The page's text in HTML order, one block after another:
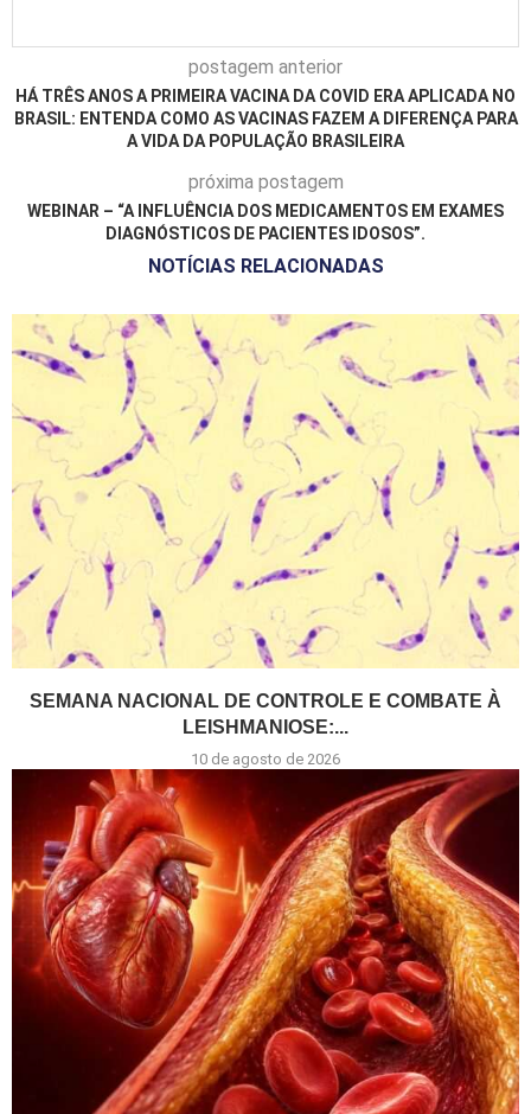
postagem anterior
HÁ TRÊS ANOS A PRIMEIRA VACINA DA COVID ERA APLICADA NO
BRASIL: ENTENDA COMO AS VACINAS FAZEM A DIFERENÇA PARA
A VIDA DA POPULAÇÃO BRASILEIRA
próxima postagem
WEBINAR – “A INFLUÊNCIA DOS MEDICAMENTOS EM EXAMES
DIAGNÓSTICOS DE PACIENTES IDOSOS”.
NOTÍCIAS RELACIONADAS
SEMANA NACIONAL DE CONTROLE E COMBATE À
LEISHMANIOSE:...
10 de agosto de 2026